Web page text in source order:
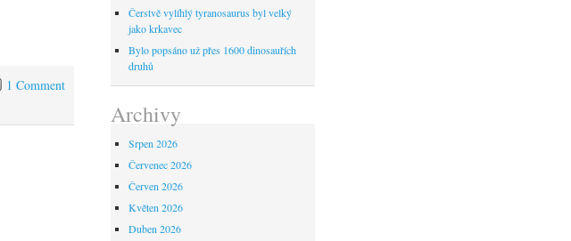
1 Comment
Čerstvě vylíhlý tyranosaurus byl velký
jako krkavec
Bylo popsáno už přes 1600 dinosauřích
druhů
Archivy
Srpen 2026
Červenec 2026
Červen 2026
Květen 2026
Duben 2026